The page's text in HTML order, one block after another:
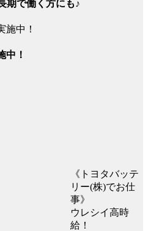
期で働く方にも♪
中！
《トヨタバッテ
リー(株)でお仕
事》
ウレシイ高時
給！